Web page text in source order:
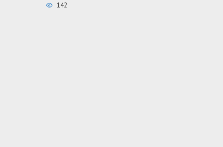
142